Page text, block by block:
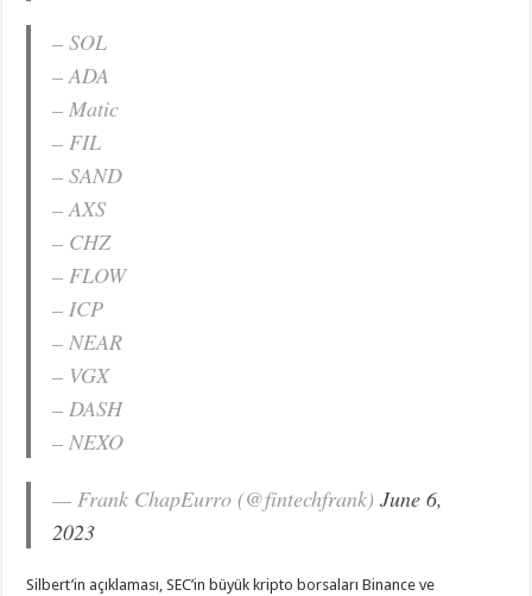
– SOL
– ADA
– Matic
– FIL
– SAND
– AXS
– CHZ
– FLOW
– ICP
– NEAR
– VGX
– DASH
– NEXO
— Frank ChapEurro (@fintechfrank)June 6,
2023
Silbert’in açıklaması, SEC’in büyük kripto borsaları Binance ve